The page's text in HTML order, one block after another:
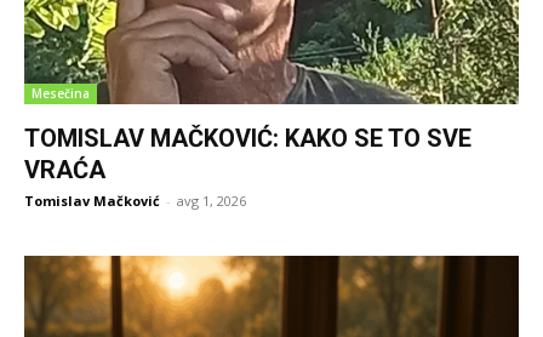
Mesečina
TOMISLAV MAČKOVIĆ: KAKO SE TO SVE
VRAĆA
Tomislav Mačković - avg 1, 2026